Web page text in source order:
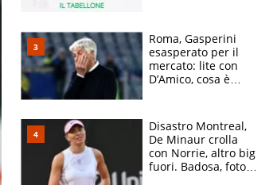
Roma, Gasperini
esasperato per il
mercato: lite con
D’Amico, cosa è
Disastro Montreal,
De Minaur crolla
con Norrie, altro big
fuori. Badosa, foto